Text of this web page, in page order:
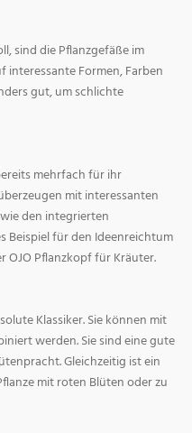
sind die Pflanzgefäße im
interessante Formen, Farben
gut, um schlichte
mehrfach für ihr
mit interessanten
den integrierten
Beispiel für den Ideenreichtum
OJO Pflanzkopf für Kräuter.
Klassiker. Sie können mit
werden. Sie sind eine gute
Gleichzeitig ist ein
mit roten Blüten oder zu